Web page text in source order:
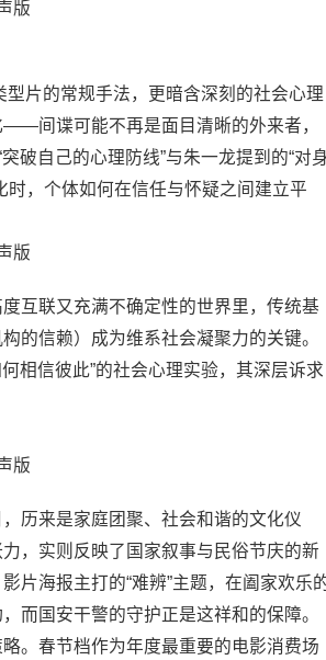
型片的常规手法，更暗含深刻的社会心理
间谍可能不再是面目清晰的外来者，
破自己的心理防线”与朱一龙提到的“对
，个体如何在信任与怀疑之间建立平
互联又充满不确定性的世界里，传统基
的信赖）成为维系社会凝聚力的关键。
相信彼此”的社会心理实验，其深层诉求
历来是家庭团聚、社会和谐的文化仪
，实则反映了国家叙事与民俗节庆的新
海报主打的“难辨”主题，在阖家欢乐
而国安干警的守护正是这祥和的保障。
。春节档作为年度最重要的电影消费场